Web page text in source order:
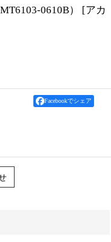
0610B）
[アカ
Facebookでシェア